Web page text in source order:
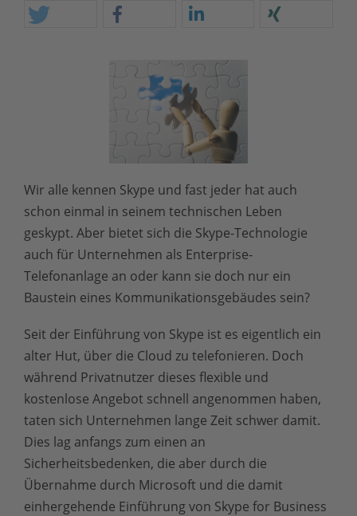
Wir alle kennen Skype und fast jeder hat auch
schon einmal in seinem technischen Leben
geskypt. Aber bietet sich die Skype-Technologie
auch für Unternehmen als Enterprise-
Telefonanlage an oder kann sie doch nur ein
Baustein eines Kommunikationsgebäudes sein?
Seit der Einführung von Skype ist es eigentlich ein
alter Hut, über die Cloud zu telefonieren. Doch
während Privatnutzer dieses flexible und
kostenlose Angebot schnell angenommen haben,
taten sich Unternehmen lange Zeit schwer damit.
Dies lag anfangs zum einen an
Sicherheitsbedenken, die aber durch die
Übernahme durch Microsoft und die damit
einhergehende Einführung von Skype for Business